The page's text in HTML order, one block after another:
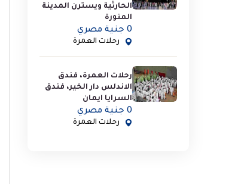
الحارثية ويسترن المدينة
المنورة
0 جنية مصري
رحلات العمرة
رحلات العمرة، فندق
الاندلس دار الخير، فندق
السرايا ايمان
0 جنية مصري
رحلات العمرة